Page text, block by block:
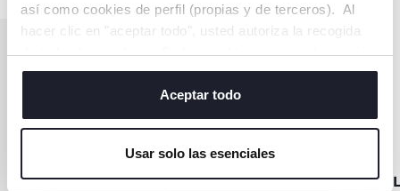
así como cookies de perfil (propias y de terceros). Al
hacer clic en "aceptar todo", usted autoriza la recogida
de todas las cookies. Si desea obtener más información
o cambiar o revocar el consentimiento de todas o
algunas cookies, haga clic en "mostrar detalles". Al
cerrar este banner, usted consiente en utilizar
servicio solicitado.
Aceptar todo
Usar solo las esenciales
TABLA
TRONAS
CRESCENDO UP